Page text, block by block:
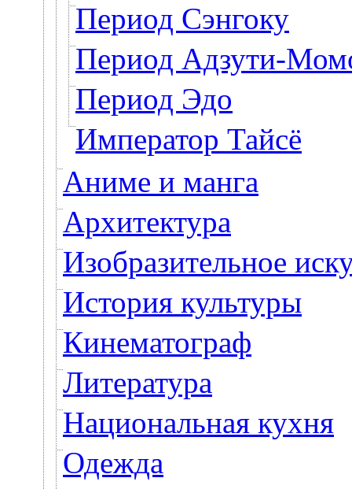
Период Сэнгоку
Период Адзути-
Период Эдо
Император Тайсё
Аниме и манга
Архитектура
Изобразительное
История культуры
Кинематограф
Литература
Национальная кухня
Одежда